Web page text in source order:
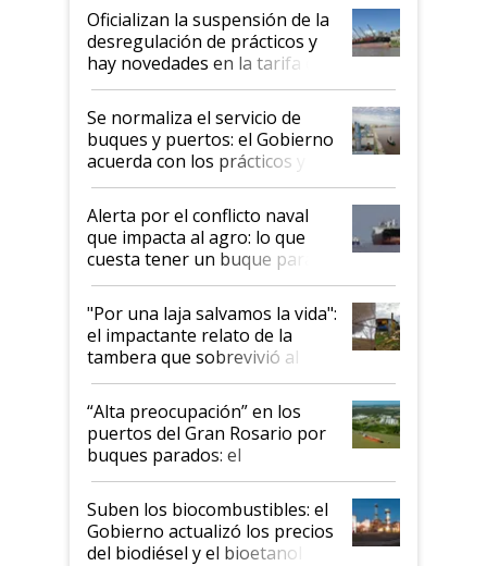
Oficializan la suspensión de la
desregulación de prácticos y
hay novedades en la tarifa de
la hidrovía
Se normaliza el servicio de
buques y puertos: el Gobierno
acuerda con los prácticos y
suspende el decreto de
desregulación
Alerta por el conflicto naval
que impacta al agro: lo que
cuesta tener un buque parado
y el peligro de que Argentina
pase a ser "país sucio"
"Por una laja salvamos la vida":
el impactante relato de la
tambera que sobrevivió al
tornado
“Alta preocupación” en los
puertos del Gran Rosario por
buques parados: el
funcionamiento de las
exportadoras en tensión tras
la medida de fuerza de los
prácticos
Suben los biocombustibles: el
Gobierno actualizó los precios
del biodiésel y el bioetanol